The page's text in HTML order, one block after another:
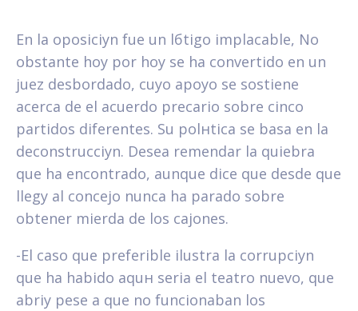
En la oposiciуn fue un lбtigo implacable, No
obstante hoy por hoy se ha convertido en un
juez desbordado, cuyo apoyo se sostiene
acerca de el acuerdo precario sobre cinco
partidos diferentes. Su polнtica se basa en la
deconstrucciуn. Desea remendar la quiebra
que ha encontrado, aunque dice que desde que
llegу al concejo nunca ha parado sobre
obtener mierda de los cajones.
-El caso que preferible ilustra la corrupciуn
que ha habido aquн seri­a el teatro nuevo, que
abriу pese a que no funcionaban los